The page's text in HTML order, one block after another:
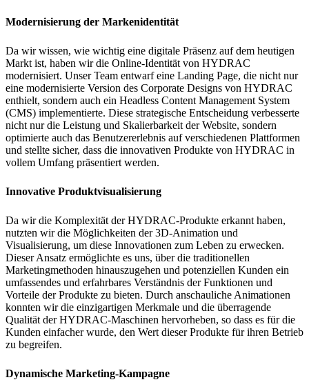
Modernisierung der Markenidentität
Da wir wissen, wie wichtig eine digitale Präsenz auf dem heutigen
Markt ist, haben wir die Online-Identität von HYDRAC
modernisiert. Unser Team entwarf eine Landing Page, die nicht nur
eine modernisierte Version des Corporate Designs von HYDRAC
enthielt, sondern auch ein Headless Content Management System
(CMS) implementierte. Diese strategische Entscheidung verbesserte
nicht nur die Leistung und Skalierbarkeit der Website, sondern
optimierte auch das Benutzererlebnis auf verschiedenen Plattformen
und stellte sicher, dass die innovativen Produkte von HYDRAC in
vollem Umfang präsentiert werden.
Innovative Produktvisualisierung
Da wir die Komplexität der HYDRAC-Produkte erkannt haben,
nutzten wir die Möglichkeiten der 3D-Animation und
Visualisierung, um diese Innovationen zum Leben zu erwecken.
Dieser Ansatz ermöglichte es uns, über die traditionellen
Marketingmethoden hinauszugehen und potenziellen Kunden ein
umfassendes und erfahrbares Verständnis der Funktionen und
Vorteile der Produkte zu bieten. Durch anschauliche Animationen
konnten wir die einzigartigen Merkmale und die überragende
Qualität der HYDRAC-Maschinen hervorheben, so dass es für die
Kunden einfacher wurde, den Wert dieser Produkte für ihren Betrieb
zu begreifen.
Dynamische Marketing-Kampagne